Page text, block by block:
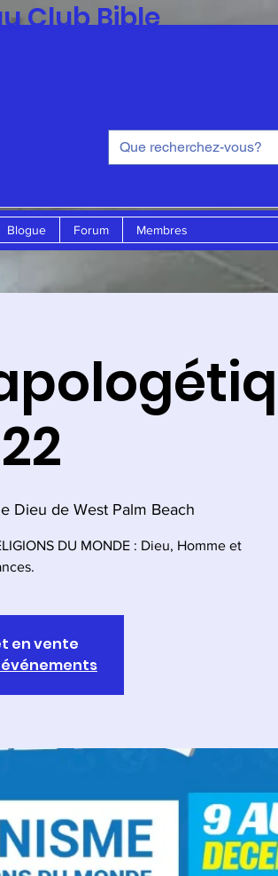
Club Bible
Ministry
Blogue Forum Membres
Dieu de West Palm Beach
DU MONDE : Dieu, Homme et
en vente